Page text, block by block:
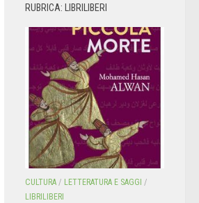
RUBRICA: LIBRILIBERI
CULTURA / LETTERATURA E SAGGI /
LIBRILIBERI